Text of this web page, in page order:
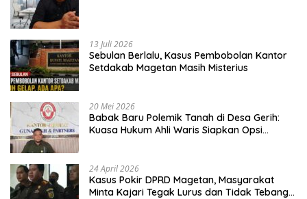
13 Juli 2026
Sebulan Berlalu, Kasus Pembobolan Kantor
Setdakab Magetan Masih Misterius
20 Mei 2026
Babak Baru Polemik Tanah di Desa Gerih:
Kuasa Hukum Ahli Waris Siapkan Opsi
24 April 2026
Kasus Pokir DPRD Magetan, Masyarakat
Minta Kajari Tegak Lurus dan Tidak Tebang